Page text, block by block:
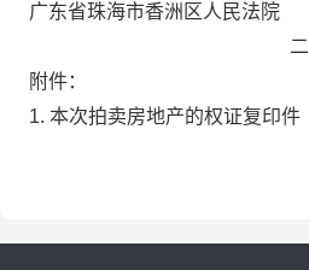
广东省珠海市香洲区人民法院
二
附件：
1. 本次拍卖房地产的权证复印件